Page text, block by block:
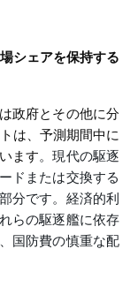
シェアを保持する
政府とその他に分
は、予測期間中に
ます。現代の駆逐
ドまたは交換する
分です。経済的利
らの駆逐艦に依存
国防費の慎重な配